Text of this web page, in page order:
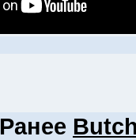
Ранее